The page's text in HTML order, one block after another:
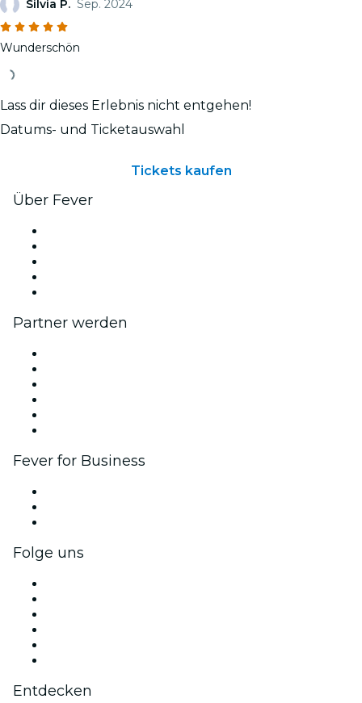
Silvia P. Sep. 2024
Wunderschön
Lass dir dieses Erlebnis nicht entgehen!
Datums- und Ticketauswahl
Tickets kaufen
Über Fever
Partner werden
Fever for Business
Folge uns
Entdecken